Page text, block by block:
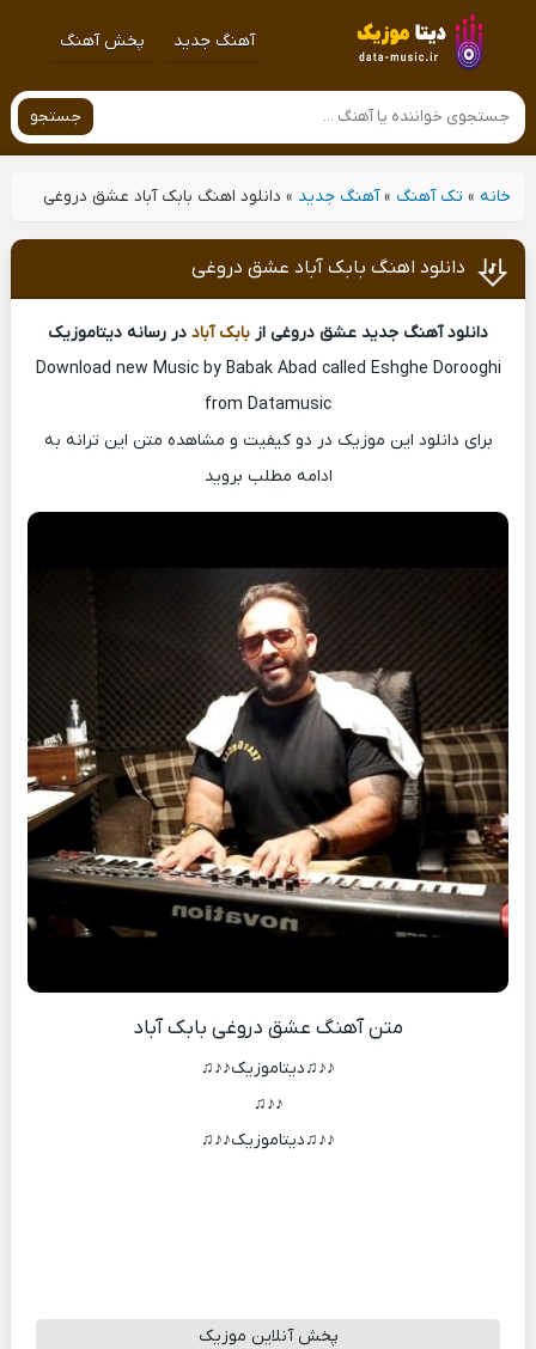
آهنگ جدید پخش آهنگ
جستجو
خانه» تک آهنگ »آهنگ جدید » دانلود اهنگ بابک آباد عشق دروغی
دانلود اهنگ بابک آباد عشق دروغی
دانلود آهنگ جدید عشق دروغی از بابک آباد در رسانه دیتاموزیک
Download new Music by Babak Abad called Eshghe Dorooghi
from Datamusic
برای دانلود این موزیک در دو کیفیت و مشاهده متن این ترانه به
ادامه مطلب بروید
متن آهنگ عشق دروغی بابک آباد
♪♪♫دیتاموزیک♪♪♫
♪♪♫
♪♪♫دیتاموزیک♪♪♫
پخش آنلاین موزیک